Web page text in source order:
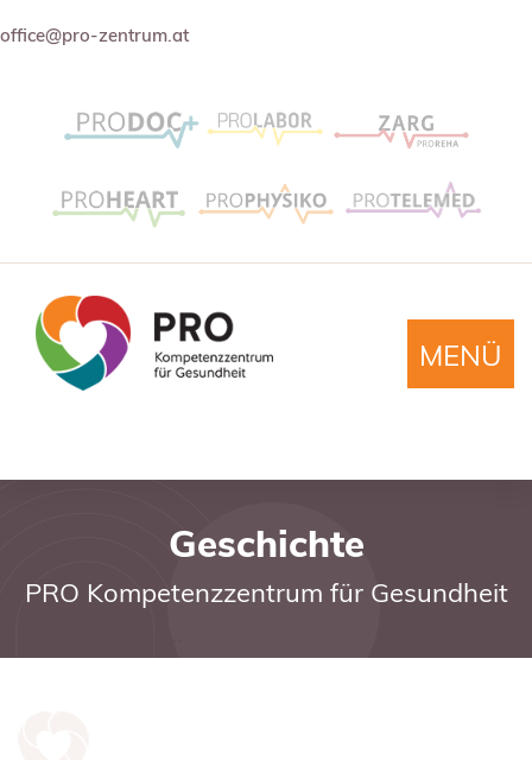
office@pro-zentrum.at
MENÜ
Geschichte
PRO Kompetenzzentrum für Gesundheit